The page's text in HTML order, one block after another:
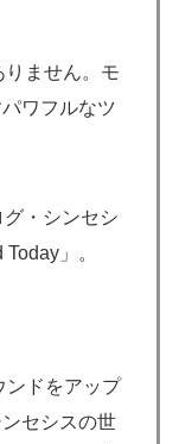
りません。モ
ワフルなツ
・シンセシ
」。
ンドをアップ
セシスの世